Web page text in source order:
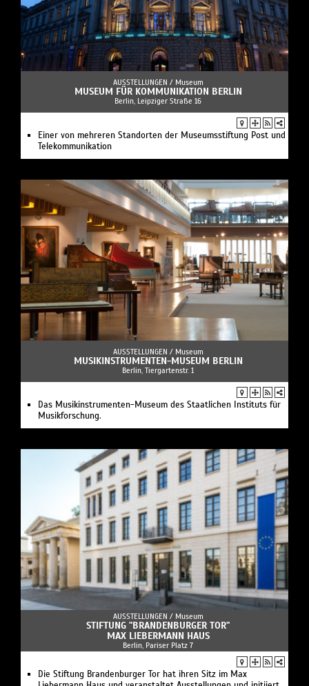
AUSSTELLUNGEN / Museum
MUSEUM FÜR KOMMUNIKATION BERLIN
Berlin, Leipziger Straße 16
Einer von mehreren Standorten der Museumsstiftung Post und
Telekommunikation
AUSSTELLUNGEN / Museum
MUSIKINSTRUMENTEN-MUSEUM BERLIN
Berlin, Tiergartenstr. 1
Das Musikinstrumenten-Museum des Staatlichen Instituts für
Musikforschung.
AUSSTELLUNGEN / Museum
STIFTUNG "BRANDENBURGER TOR"
MAX LIEBERMANN HAUS
Berlin, Pariser Platz 7
Die Stiftung Brandenburger Tor hat ihren Sitz im Max